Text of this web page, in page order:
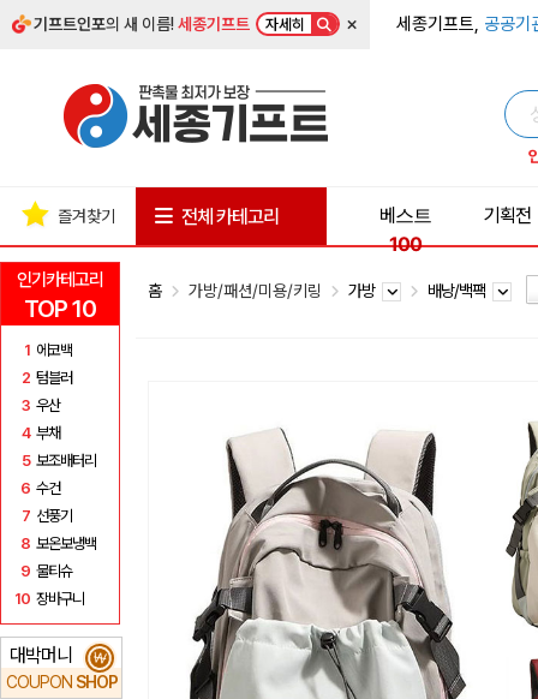
기프트인포의 새 이름!세종기프트 자세히 × 세종기프트, 공공기
인기카테고리
TOP 10
1 에코백
2 텀블러
3 우산
4 부채
5 보조배터리
6 수건
7 선풍기
8 보온보냉백
9 물티슈
10 장바구니
대박머니
COUPON SHOP
₩
즐겨찾기 전체 카테고리
베스트
100
기획전
홈 가방/패션/미용/키링 가방 배낭/백팩